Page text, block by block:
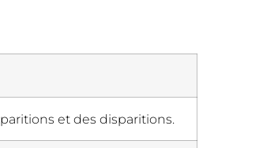
et des disparitions.